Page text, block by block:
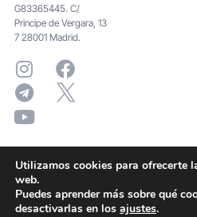
G83365445. C/
Principe de Vergara, 13
7 28001 Madrid.
Utilizamos cookies para ofrecerte
web.
Puedes aprender más sobre qué
desactivarlas en los ajustes.